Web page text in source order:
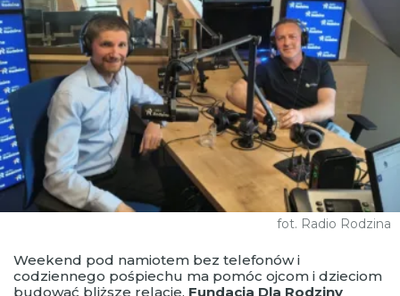
fot. Radio Rodzina
Weekend pod namiotem bez telefonów i
codziennego pośpiechu ma pomóc ojcom i dzieciom
budować bliższe relacje. Fundacja Dla Rodziny